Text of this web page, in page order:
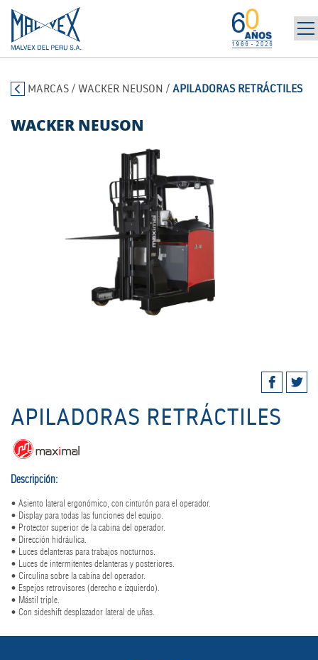
965 394 698
LA EMPRESA
PRODUCTOS
POST-VENTA | ALQUILER
NOTICIAS
CONTÁCTANOS
MARCAS / WACKER NEUSON / APILADORAS RETRÁCTILES
WACKER NEUSON
APILADORAS RETRÁCTILES
Descripción:
• Asiento lateral ergonómico, con cinturón para el operador.
• Display para todas las funciones del equipo.
• Protector superior de la cabina del operador.
• Dirección hidráulica.
• Luces delanteras para trabajos nocturnos.
• Luces de intermitentes delanteras y posteriores.
• Circulina sobre la cabina del operador.
• Espejos retrovisores (derecho e izquierdo).
• Mástil triple.
• Con sideshift desplazador lateral de uñas.